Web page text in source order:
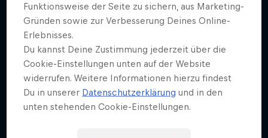
Weiter geht´s hier
Funktionsweise der Seite zu sichern, aus Marketing-
Gründen sowie zur Verbesserung Deines Online-
Erlebnisses.
Du kannst Deine Zustimmung jederzeit über die
Cookie-Einstellungen unten auf der Website
widerrufen. Weitere Informationen hierzu findest
Du in unserer Datenschutzerklärung und in den
unten stehenden Cookie-Einstellungen.